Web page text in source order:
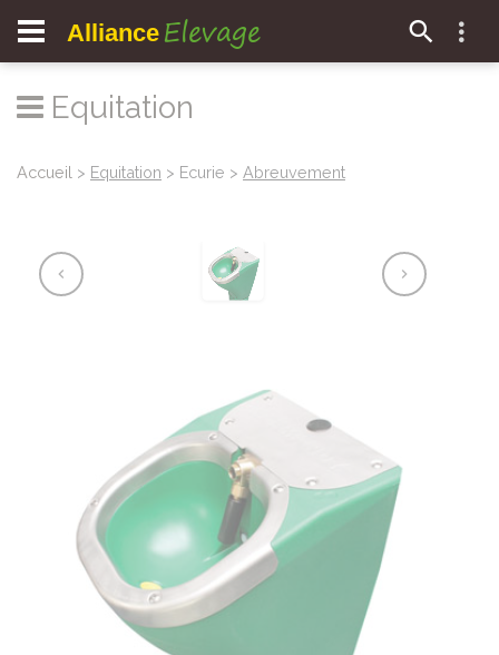
Alliance Elevage
Equitation
Accueil > Equitation > Ecurie > Abreuvement